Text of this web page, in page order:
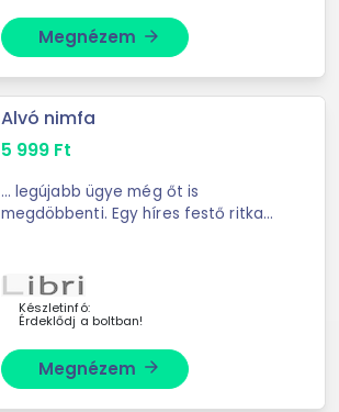
Megnézem arrow_forward
Alvó nimfa
5 999 Ft
... legújabb ügye még őt is
megdöbbenti. Egy híres festő ritka
ország egyik leginkább elszigetelt
Készletinfó:
Érdeklődj a boltban!
Megnézem arrow_forward